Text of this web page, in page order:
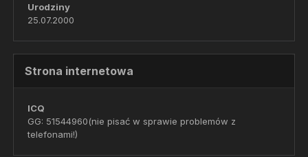
Urodziny
25.07.2000
Strona internetowa
ICQ
GG: 51544960(nie pisać w sprawie problemów z
telefonami!)